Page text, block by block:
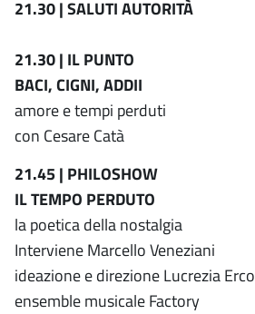
21.30 | SALUTI AUTORITÀ
21.30 | IL PUNTO
BACI, CIGNI, ADDII
amore e tempi perduti
con Cesare Catà
21.45 | PHILOSHOW
IL TEMPO PERDUTO
la poetica della nostalgia
Interviene Marcello Veneziani
ideazione e direzione Lucrezia
ensemble musicale Factory